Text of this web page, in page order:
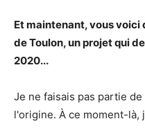
Et maintenant, vous voici
de Toulon, un projet qui
2020...
Je ne faisais pas partie
l'origine. À ce moment-là,